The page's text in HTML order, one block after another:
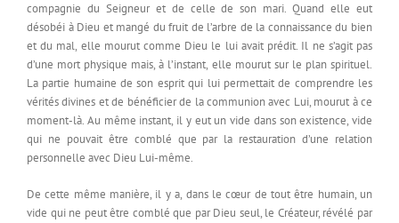
compagnie du Seigneur et de celle de son mari. Quand elle eut
désobéi à Dieu et mangé du fruit de l’arbre de la connaissance du bien
et du mal, elle mourut comme Dieu le lui avait prédit. Il ne s’agit pas
d’une mort physique mais, à l’instant, elle mourut sur le plan spirituel.
La partie humaine de son esprit qui lui permettait de comprendre les
vérités divines et de bénéficier de la communion avec Lui, mourut à ce
moment-là. Au même instant, il y eut un vide dans son existence, vide
qui ne pouvait être comblé que par la restauration d’une relation
personnelle avec Dieu Lui-même.
De cette même manière, il y a, dans le cœur de tout être humain, un
vide qui ne peut être comblé que par Dieu seul, le Créateur, révélé par